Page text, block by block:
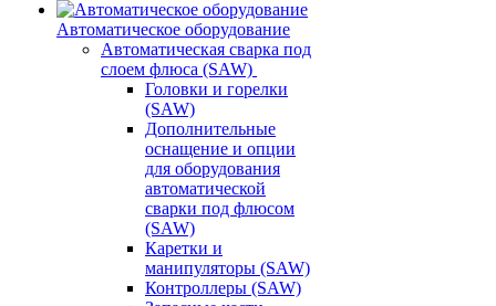
Автоматическое оборудование
Автоматическая сварка под
слоем флюса (SAW)
Головки и горелки
(SAW)
Дополнительные
оснащение и опции
для оборудования
автоматической
сварки под флюсом
(SAW)
Каретки и
манипуляторы (SAW)
Контроллеры (SAW)